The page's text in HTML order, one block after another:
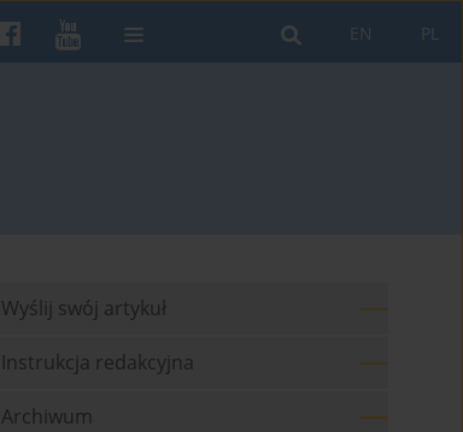
PL
EN
Wyślij swój artykuł
Instrukcja redakcyjna
Archiwum